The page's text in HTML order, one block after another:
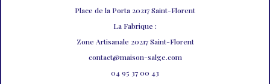
Place de la Porta 20217 Saint-Florent
La Fabrique :
Zone Artisanale 20217 Saint-Florent
contact@maison-salge.com
04 95 37 00 43